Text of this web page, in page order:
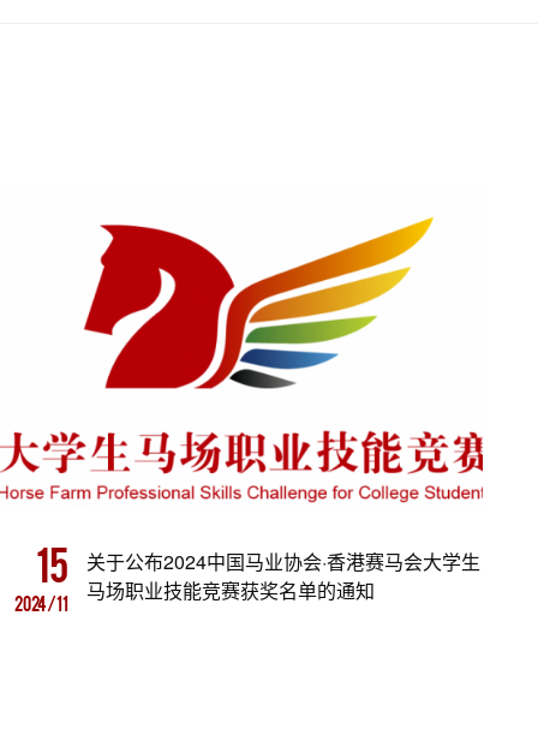
15
2024/11
关于公布2024中国马业协会·香港赛马会大学生
马场职业技能竞赛获奖名单的通知